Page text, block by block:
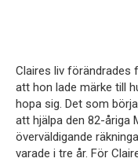
Claires liv förändrades
att hon lade märke till
hopa sig. Det som
att hjälpa den 82-åriga
överväldigande
varade i tre år. För